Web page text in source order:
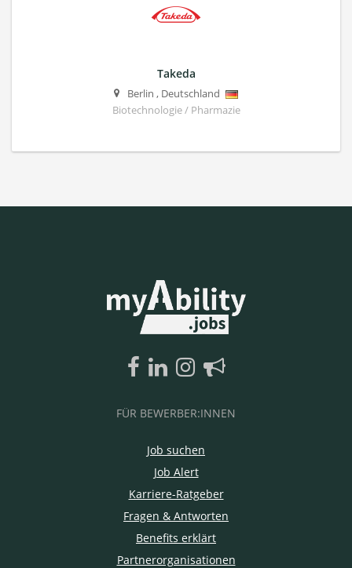
Takeda
Berlin , Deutschland
Biotechnologie / Pharmazie
FÜR BEWERBER:INNEN
Job suchen
Job Alert
Karriere-Ratgeber
Fragen & Antworten
Benefits erklärt
Partnerorganisationen